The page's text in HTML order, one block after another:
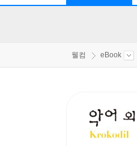
웰컴 eBook